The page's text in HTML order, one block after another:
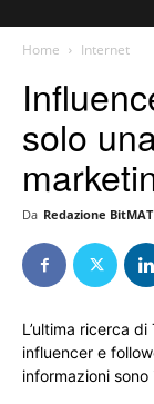
Home Internet
solo
Da Redazione BitMAT
L’ultima ricerca
influencer e
informazioni